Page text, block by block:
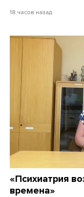
18 часов назад
«Психиатрия
времена»